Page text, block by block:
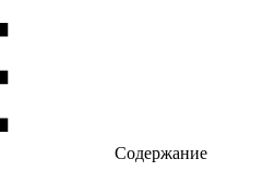
Содержание